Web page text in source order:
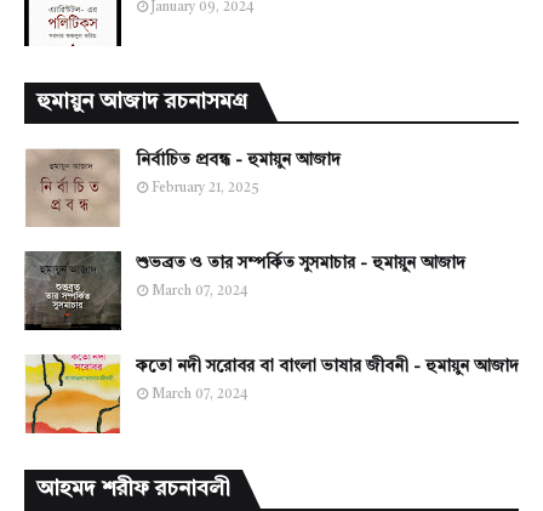
January 09, 2024
হুমায়ুন আজাদ রচনাসমগ্র
নির্বাচিত প্রবন্ধ - হুমায়ুন আজাদ
February 21, 2025
শুভব্রত ও তার সম্পর্কিত সুসমাচার - হুমায়ুন আজাদ
March 07, 2024
কতো নদী সরোবর বা বাংলা ভাষার জীবনী - হুমায়ুন আজাদ
March 07, 2024
আহমদ শরীফ রচনাবলী